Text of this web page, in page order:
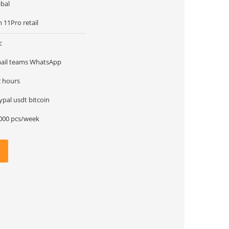
11Pro retail
teams WhatsApp
hours
paypal usdt bitcoin
pcs/week